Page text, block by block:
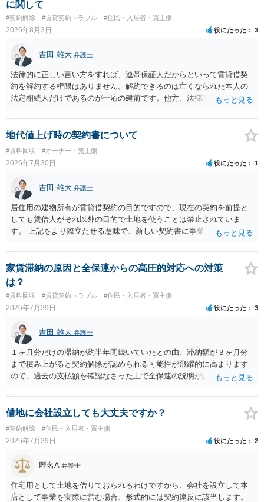
に関して
#契約解除 #賃貸契約トラブル #住民・入居者・買主側
2026年8月3日 役にたった 3
吉田 雄大 弁護士
法律的に正しい言い方をすれば、連帯保証人だからといって賃貸借契
約を解約する権限はありません。解約できるのは亡くなられた本人の
法定相続人だけであるのが一応の建前です。他方、法律論はさてお
する動機づけがなくなります。 今回進められつつある手続はあくまで
も、建物を賃貸人に一日も早く明け渡すための便宜的方法として理解
するのが良いと思います。またその方法で進めた方が、連帯保証人で
あるお知り合いさんにとっても、自身の経済的負担を最小限に食い止
められるため望ましいやり方だといえます。
地代値上げ時の契約書について
#賃料回収 #オーナー・売主側
2026年7月30日 役にたった 1
吉田 雄大 弁護士
居住用の建物所有が賃貸借契約の目的ですので、現在の契約を前提と
しても賃借人がそれ以外の目的で土地を使うことは禁止されていま
す。 上記をより際立たせる意味で、新しい契約書に事業用として用い
交渉である以上賃借人が拒んだ場合には入りませんが、提案するのは
良い方法と思います。
家賃滞納の原因と全保連からの高圧的対応への対策
は？
#賃料回収 #賃貸契約トラブル #住民・入居者・買主側
2026年7月29日 役にたった 3
吉田 雄大 弁護士
１ヶ月分だけの滞納が約半年間続いていたとの由、滞納額が３ヶ月分
まで積み上がると契約解除が認められる可能性が飛躍的に高まります
ので、過去の支払額を確認なさった上で全保連の説明が正しければ、
た理由は気になるところですが、中身のある返答は期待できないと思
います。
借地に会社設立しても大丈夫ですか？
#契約解除 #住民・入居者・買主側
2026年7月29日 役にたった 2
匿名A 弁護士
住宅用として土地を借りておられるわけですから、会社を設立して本
店として事業を実際に営む場合、形式的には契約違反に該当します。